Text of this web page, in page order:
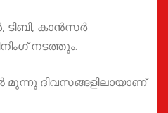
ടിബി, കാന്‍സര്‍
നടത്തും.
ദിവസങ്ങളിലായാണ്